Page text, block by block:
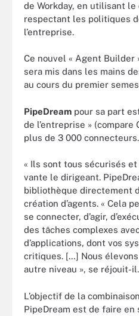
de Workday, en utilisant
respectant les politiques
l’entreprise.
Ce nouvel « Agent Builder
sera mis dans les mains
au cours du premier
PipeDream pour sa part
de l’entreprise » (compare
plus de 3 000 connecteurs.
« Ils sont tous sécurisés
vante le dirigeant.
bibliothèque directement
création d’agents. « Cela
se connecter, d’agir,
des tâches complexes
d’applications, dont vos
critiques. […] Nous
autre niveau », se réjouit-il.
L’objectif de la
PipeDream est de faire